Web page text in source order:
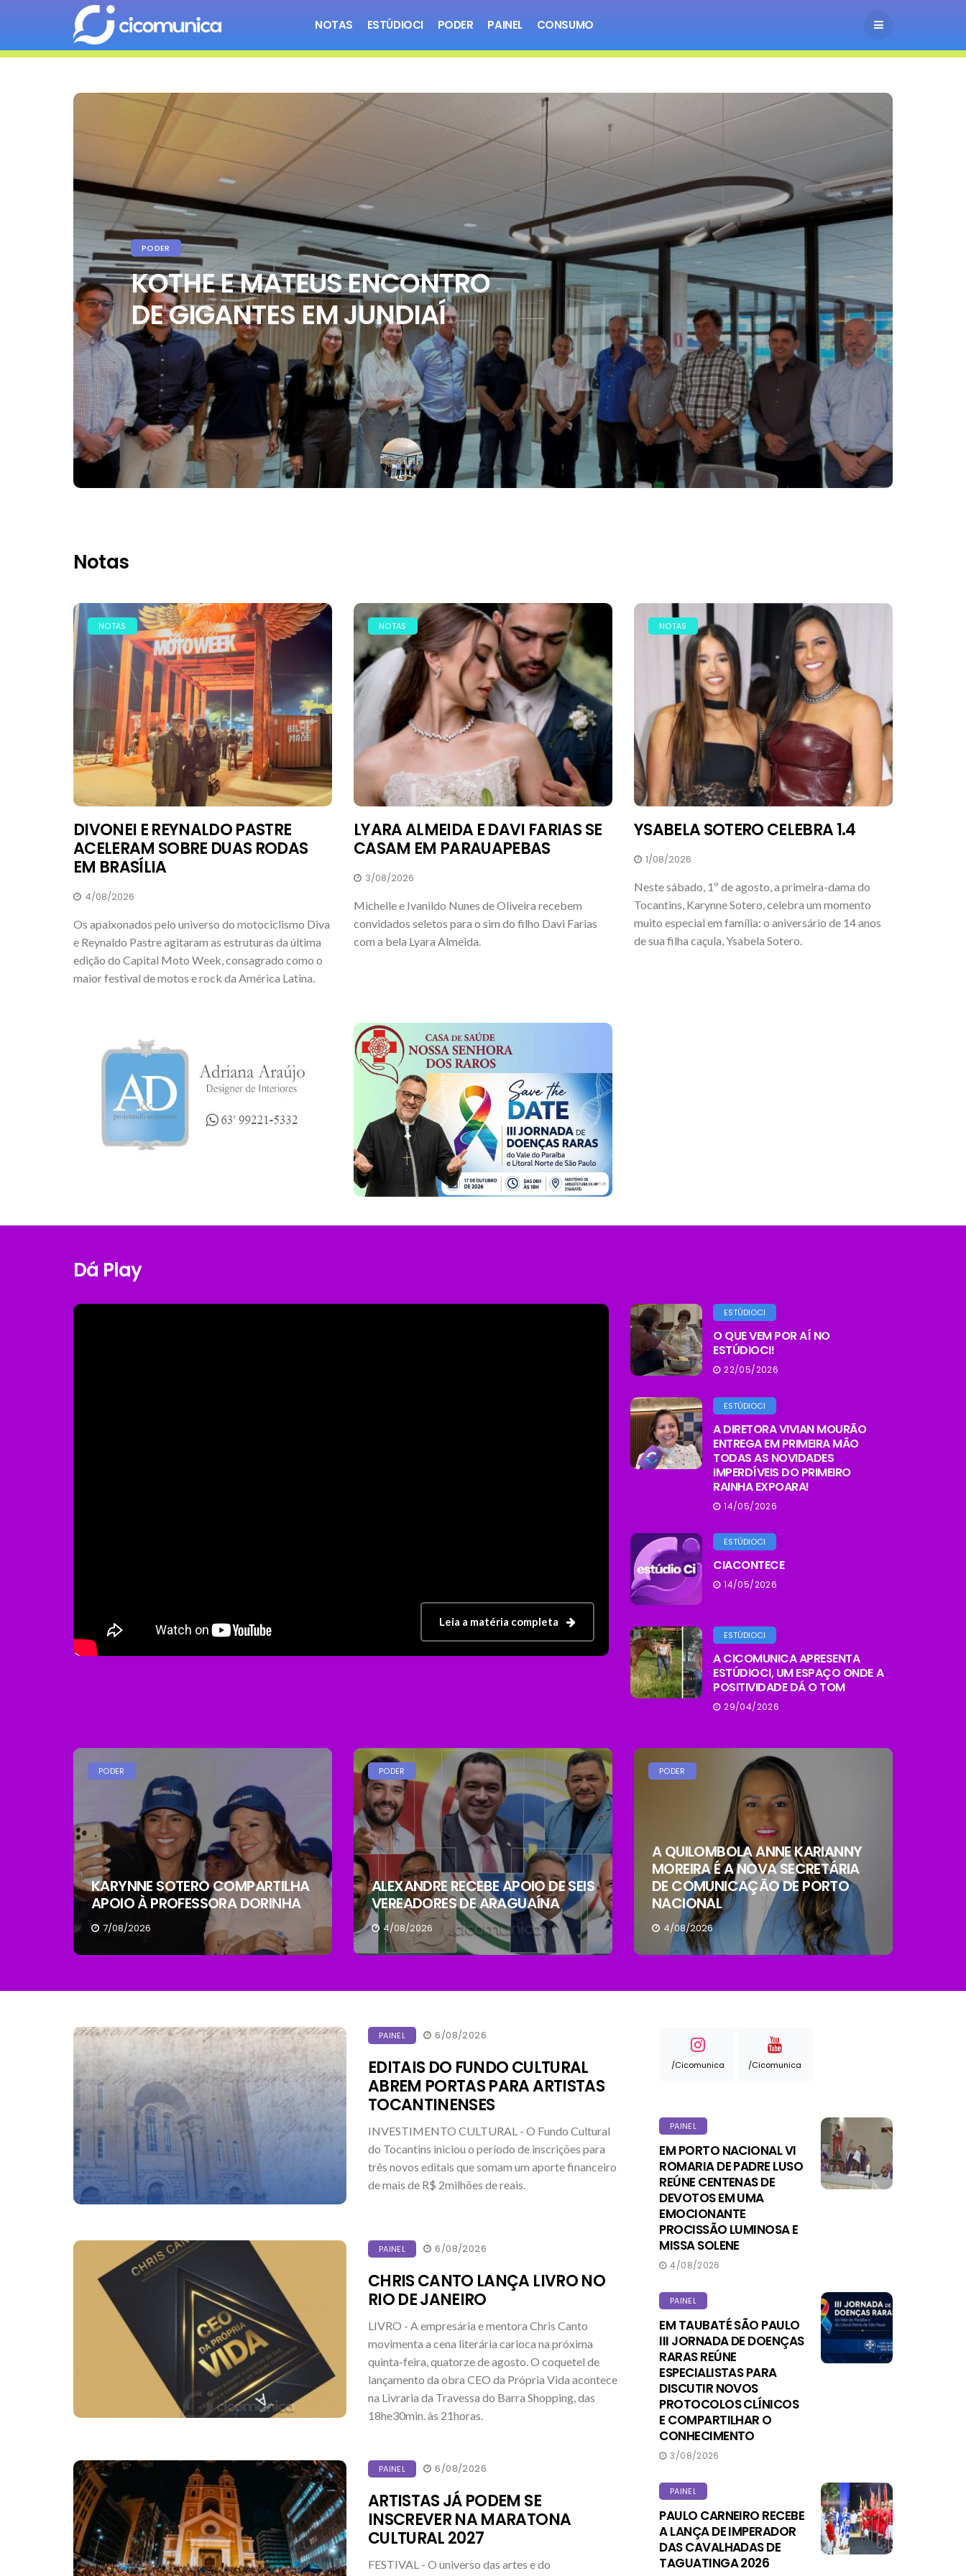
NOTAS ESTÚDIOCI PODER PAINEL CONSUMO
PODER
KOTHE E MATEUS ENCONTRO
DE GIGANTES EM JUNDIAÍ
Notas
NOTAS
DIVONEI E REYNALDO PASTRE
ACELERAM SOBRE DUAS RODAS
EM BRASÍLIA
4/08/2026
Os apaixonados pelo universo do motociclismo Diva
e Reynaldo Pastre agitaram as estruturas da última
edição do Capital Moto Week, consagrado como o
maior festival de motos e rock da América Latina.
NOTAS
LYARA ALMEIDA E DAVI FARIAS SE
CASAM EM PARAUAPEBAS
3/08/2026
Michelle e Ivanildo Nunes de Oliveira recebem
convidados seletos para o sim do filho Davi Farias
com a bela Lyara Almeida.
NOTAS
YSABELA SOTERO CELEBRA 1.4
1/08/2026
Neste sábado, 1º de agosto, a primeira-dama do
Tocantins, Karynne Sotero, celebra um momento
muito especial em família: o aniversário de 14 anos
de sua filha caçula, Ysabela Sotero.
Dá Play
Leia a matéria completa
ESTÚDIOCI
O QUE VEM POR AÍ NO
ESTÚDIOCI!
22/05/2026
ESTÚDIOCI
A DIRETORA VIVIAN MOURÃO
ENTREGA EM PRIMEIRA MÃO
TODAS AS NOVIDADES
IMPERDÍVEIS DO PRIMEIRO
RAINHA EXPOARA!
14/05/2026
ESTÚDIOCI
CIACONTECE
14/05/2026
ESTÚDIOCI
A CICOMUNICA APRESENTA
ESTÚDIOCI, UM ESPAÇO ONDE A
POSITIVIDADE DÁ O TOM
29/04/2026
PODER
KARYNNE SOTERO COMPARTILHA
APOIO À PROFESSORA DORINHA
7/08/2026
PODER
ALEXANDRE RECEBE APOIO DE SEIS
VEREADORES DE ARAGUAÍNA
4/08/2026
PODER
A QUILOMBOLA ANNE KARIANNY
MOREIRA É A NOVA SECRETÁRIA
DE COMUNICAÇÃO DE PORTO
NACIONAL
4/08/2026
PAINEL 6/08/2026
EDITAIS DO FUNDO CULTURAL
ABREM PORTAS PARA ARTISTAS
TOCANTINENSES
INVESTIMENTO CULTURAL - O Fundo Cultural
do Tocantins iniciou o período de inscrições para
três novos editais que somam um aporte financeiro
de mais de R$ 2milhões de reais.
PAINEL 6/08/2026
CHRIS CANTO LANÇA LIVRO NO
RIO DE JANEIRO
LIVRO - A empresária e mentora Chris Canto
movimenta a cena literária carioca na próxima
quinta-feira, quatorze de agosto. O coquetel de
lançamento da obra CEO da Própria Vida acontece
na Livraria da Travessa do Barra Shopping, das
18he30min. às 21horas.
PAINEL 6/08/2026
ARTISTAS JÁ PODEM SE
INSCREVER NA MARATONA
CULTURAL 2027
FESTIVAL - O universo das artes e do
/cicomunica /cicomunica
PAINEL
EM PORTO NACIONAL VI
ROMARIA DE PADRE LUSO
REÚNE CENTENAS DE
DEVOTOS EM UMA
EMOCIONANTE
PROCISSÃO LUMINOSA E
MISSA SOLENE
4/08/2026
PAINEL
EM TAUBATÉ SÃO PAULO
III JORNADA DE DOENÇAS
RARAS REÚNE
ESPECIALISTAS PARA
DISCUTIR NOVOS
PROTOCOLOS CLÍNICOS
E COMPARTILHAR O
CONHECIMENTO
3/08/2026
PAINEL
PAULO CARNEIRO RECEBE
A LANÇA DE IMPERADOR
DAS CAVALHADAS DE
TAGUATINGA 2026